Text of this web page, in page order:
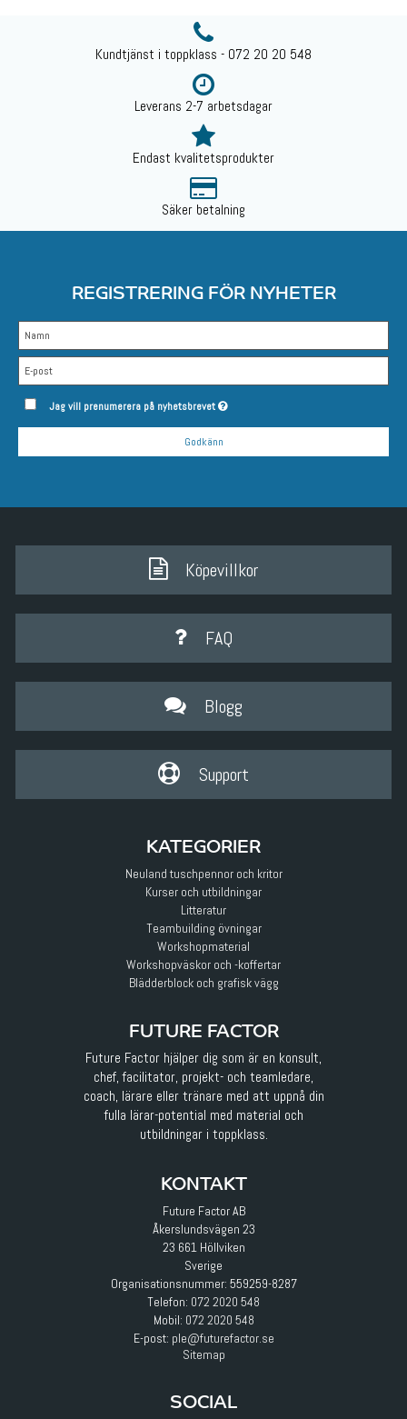
Kundtjänst i toppklass - 072 20 20 548
Leverans 2-7 arbetsdagar
Endast kvalitetsprodukter
Säker betalning
REGISTRERING FÖR NYHETER
Jag vill prenumerera på nyhetsbrevet
Godkänn
Köpevillkor
FAQ
Blogg
Support
KATEGORIER
Neuland tuschpennor och kritor
Kurser och utbildningar
Litteratur
Teambuilding övningar
Workshopmaterial
Workshopväskor och -koffertar
Blädderblock och grafisk vägg
FUTURE FACTOR
Future Factor hjälper dig som är en konsult,
chef, facilitator, projekt- och teamledare,
coach, lärare eller tränare med att uppnå din
fulla lärar-potential med material och
utbildningar i toppklass.
KONTAKT
Future Factor AB
Åkerslundsvägen 23
23 661 Höllviken
Sverige
Organisationsnummer: 559259-8287
Telefon: 072 2020 548
Mobil: 072 2020 548
E-post: ple@futurefactor.se
Sitemap
SOCIAL